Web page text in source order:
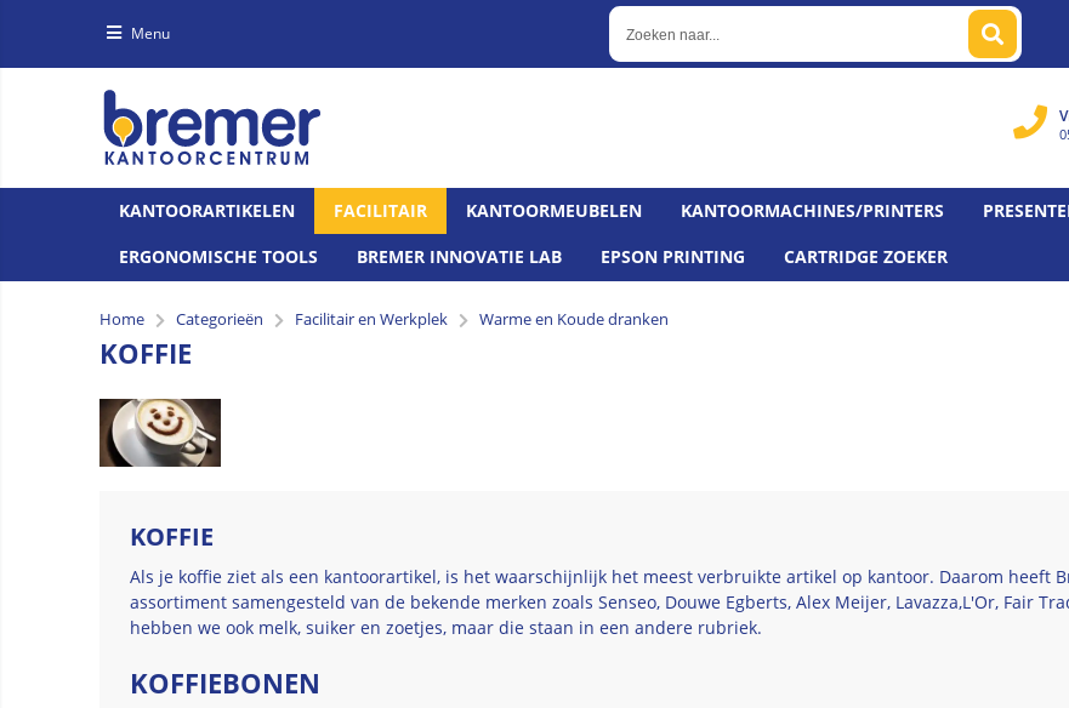
Menu
KANTOORARTIKELEN FACILITAIR KANTOORMEUBELEN KANTOORMACHINES/PRINTERS
ERGONOMISCHE TOOLS
BREMER INNOVATIE LAB EPSON PRINTING CARTRIDGE ZOEKER
Home Categorieën Facilitair en Werkplek Warme en Koude dranken
KOFFIE
KOFFIE
Als je koffie ziet als een kantoorartikel, is het waarschijnlijk het meest verbruikte artikel op kantoor. Daarom heeft
assortiment samengesteld van de bekende merken zoals Senseo, Douwe Egberts, Alex Meijer, Lavazza,L'Or, Fair
hebben we ook melk, suiker en zoetjes, maar die staan in een andere rubriek.
KOFFIEBONEN